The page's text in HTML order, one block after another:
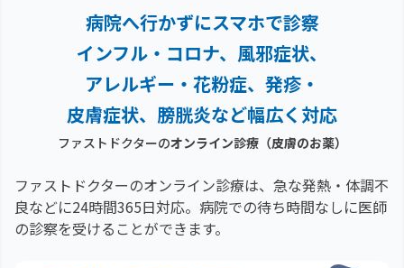
病院へ行かずにスマホで診察
インフル・コロナ、風邪症状、
アレルギー・花粉症、 発疹・
皮膚症状、膀胱炎など幅広く対応
ファストドクターのオンライン診療（皮膚のお薬）
ファストドクターのオンライン診療は、急な発熱・体調不
良などに24時間365日対応。 病院での待ち時間なしに医師
の診察を受けることができます。